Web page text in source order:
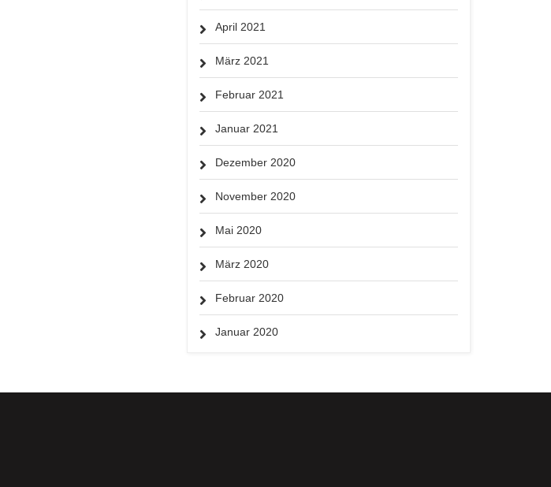
April 2021
März 2021
Februar 2021
Januar 2021
Dezember 2020
November 2020
Mai 2020
März 2020
Februar 2020
Januar 2020